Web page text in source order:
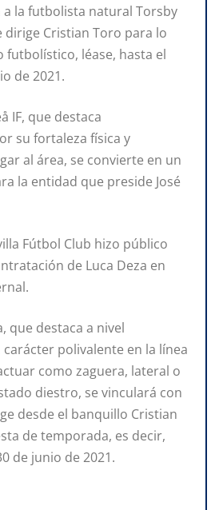
la futbolista natural Torsby
dirige Cristian Toro para lo
futbolístico, léase, hasta el
de 2021.
IF, que destaca
su fortaleza física y
al área, se convierte en un
la entidad que preside José
Fútbol Club hizo público
de Luca Deza en
que destaca a nivel
polivalente en la línea
como zaguera, lateral o
diestro, se vinculará con
desde el banquillo Cristian
de temporada, es decir,
de junio de 2021.